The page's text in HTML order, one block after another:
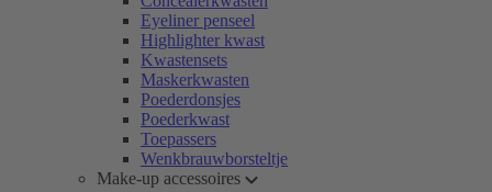
Eyeliner penseel
Highlighter kwast
Kwastensets
Maskerkwasten
Poederdonsjes
Poederkwast
Toepassers
Wenkbrauwborsteltje
Make-up accessoires